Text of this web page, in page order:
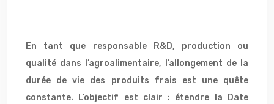
En tant que responsable R&D, production ou
qualité dans l’agroalimentaire, l’allongement de la
durée de vie des produits frais est une quête
constante. L’objectif est clair : étendre la Date